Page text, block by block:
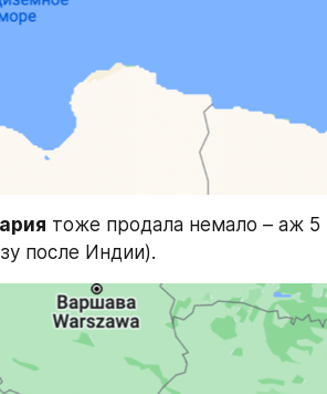
тоже продала немало – аж 5
после Индии).